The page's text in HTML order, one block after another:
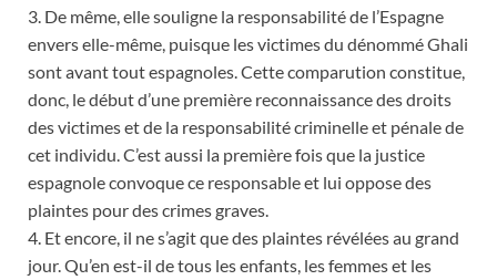
3. De même, elle souligne la responsabilité de l’Espagne
envers elle-même, puisque les victimes du dénommé Ghali
sont avant tout espagnoles. Cette comparution constitue,
donc, le début d’une première reconnaissance des droits
des victimes et de la responsabilité criminelle et pénale de
cet individu. C’est aussi la première fois que la justice
espagnole convoque ce responsable et lui oppose des
plaintes pour des crimes graves.
4. Et encore, il ne s’agit que des plaintes révélées au grand
jour. Qu’en est-il de tous les enfants, les femmes et les